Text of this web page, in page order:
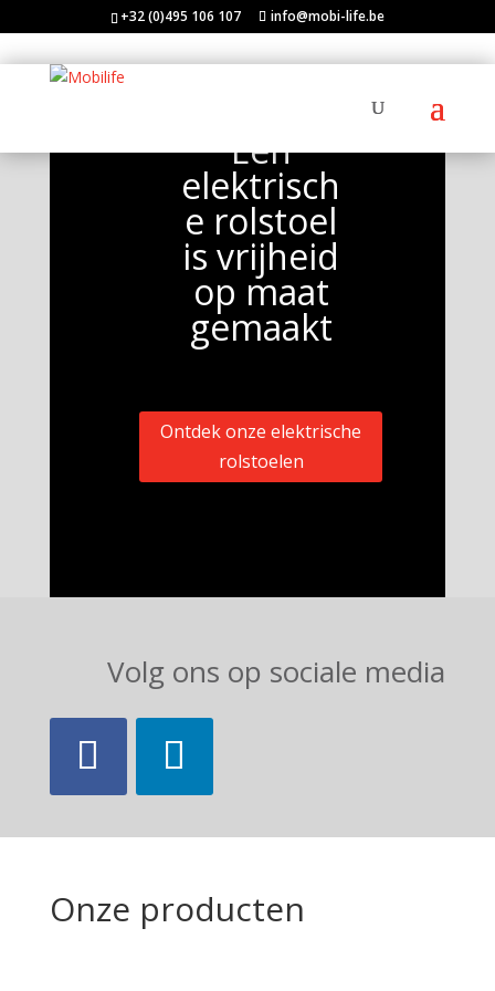
+32 (0)495 106 107 info@mobi-life.be
Een
elektrisch
e rolstoel
is vrijheid
op maat
gemaakt
Ontdek onze elektrische
rolstoelen
Volg ons op sociale media
Onze producten